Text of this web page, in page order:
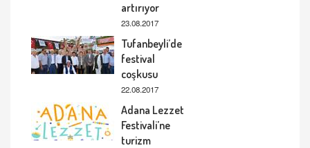
artırıyor
23.08.2017
Tufanbeyli’de
festival
coşkusu
22.08.2017
Adana Lezzet
Festivali’ne
turizm